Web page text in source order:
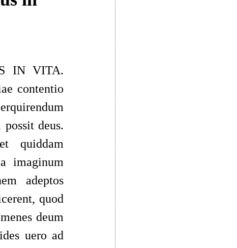
IN VITA.
contentio
deus.
quiddam
imaginum
adeptos
quod
deum
uero ad